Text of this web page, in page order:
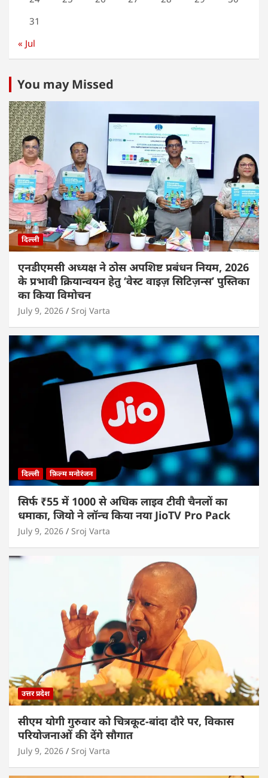
31
« Jul
You may Missed
दिल्ली
एनडीएमसी अध्यक्ष ने ठोस अपशिष्ट प्रबंधन नियम, 2026
के प्रभावी क्रियान्वयन हेतु ‘वेस्ट वाइज़ सिटिज़न्स’ पुस्तिका
का किया विमोचन
July 9, 2026 Sroj Varta
दिल्ली फ़िल्म मनोरंजन
सिर्फ ₹55 में 1000 से अधिक लाइव टीवी चैनलों का
धमाका, जियो ने लॉन्च किया नया JioTV Pro Pack
July 9, 2026 Sroj Varta
उत्तर प्रदेश
सीएम योगी गुरुवार को चित्रकूट-बांदा दौरे पर, विकास
परियोजनाओं की देंगे सौगात
July 9, 2026 Sroj Varta